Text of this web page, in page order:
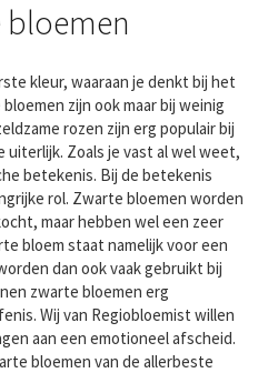
bloemen
kleur, waaraan je denkt bij het
zijn ook maar bij weinig
rozen zijn erg populair bij
uiterlijk. Zoals je vast al wel weet,
betekenis. Bij de betekenis
rol. Zwarte bloemen worden
maar hebben wel een zeer
bloem staat namelijk voor een
dan ook vaak gebruikt bij
zwarte bloemen erg
Wij van Regiobloemist willen
aan een emotioneel afscheid.
bloemen van de allerbeste